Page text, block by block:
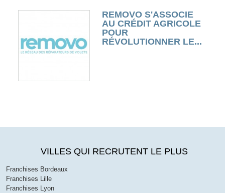
REMOVO S'ASSOCIE
AU CRÉDIT AGRICOLE
POUR
RÉVOLUTIONNER LE...
VILLES QUI RECRUTENT LE PLUS
Franchises Bordeaux
Franchises Lille
Franchises Lyon